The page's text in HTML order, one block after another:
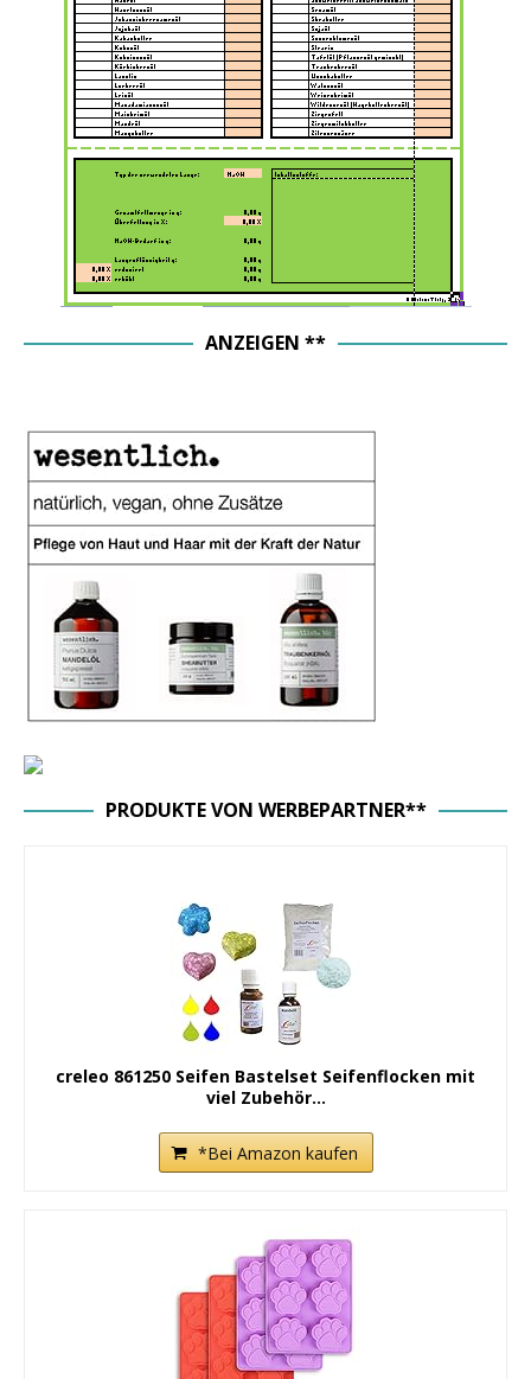
ANZEIGEN **
PRODUKTE VON WERBEPARTNER**
creleo 861250 Seifen Bastelset Seifenflocken mit
viel Zubehör...
*Bei Amazon kaufen